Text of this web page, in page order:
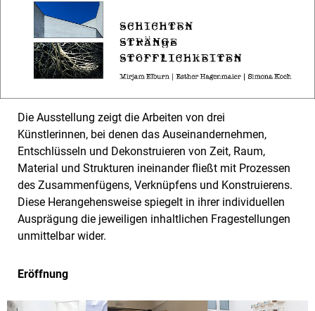
Die Ausstellung zeigt die Arbeiten von drei
Künstlerinnen, bei denen das Auseinandernehmen,
Entschlüsseln und Dekonstruieren von Zeit, Raum,
Material und Strukturen ineinander fließt mit Prozessen
des Zusammenfügens, Verknüpfens und Konstruierens.
Diese Herangehensweise spiegelt in ihrer individuellen
Ausprägung die jeweiligen inhaltlichen Fragestellungen
unmittelbar wider.
Eröffnung